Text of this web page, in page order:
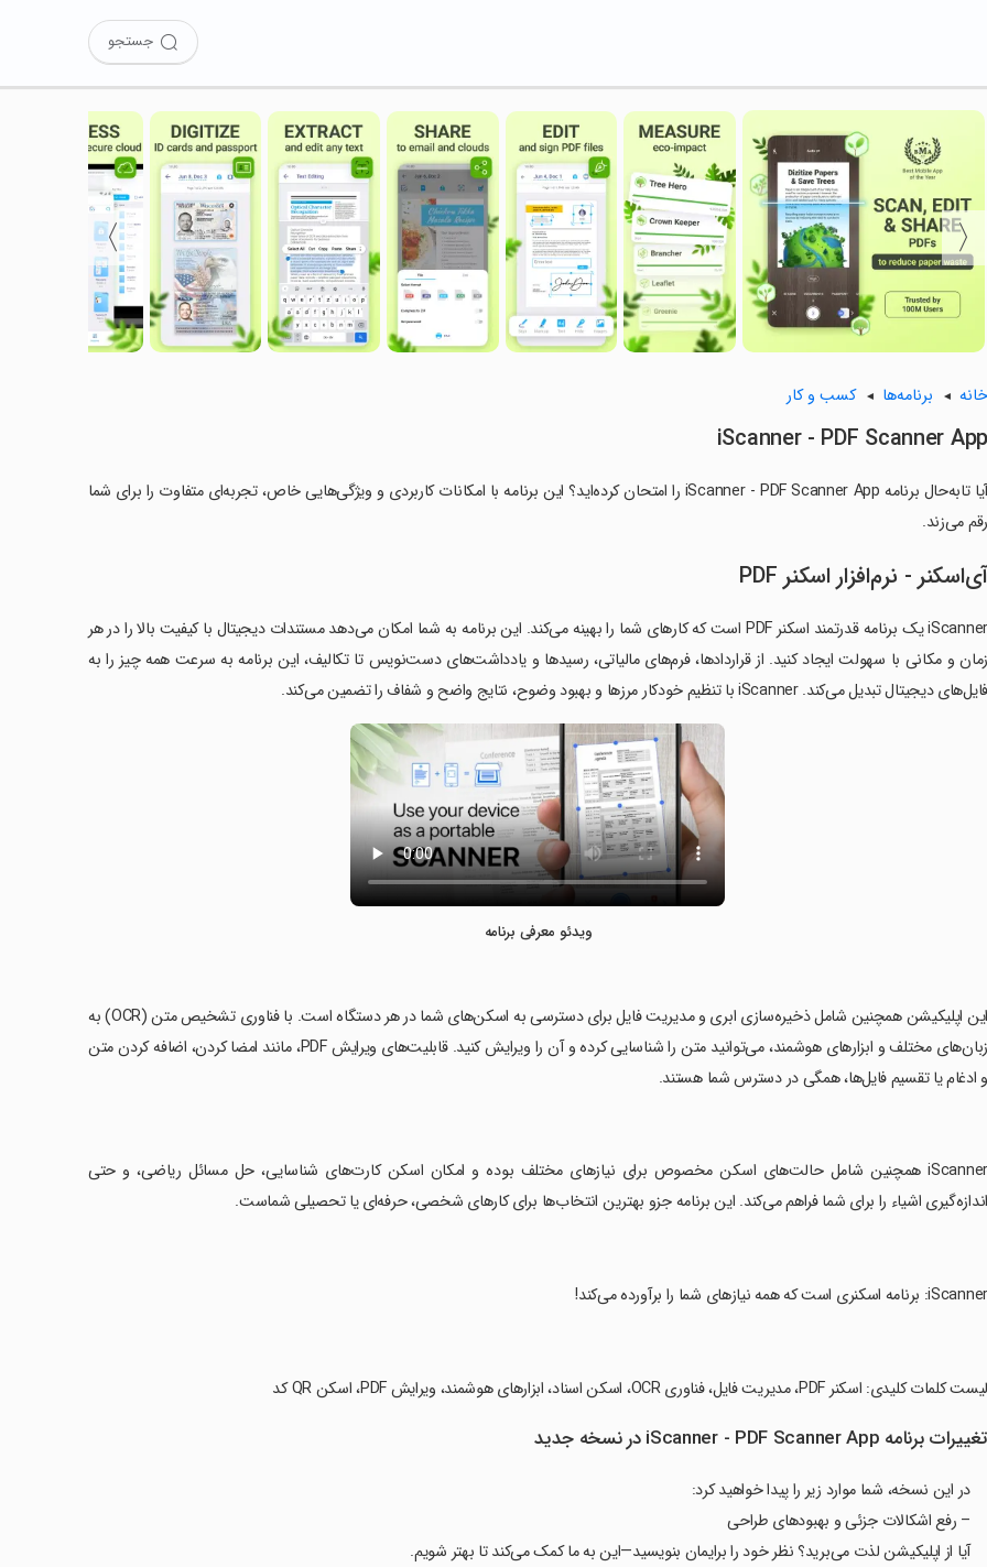
جستجو
〈
〉
خانه برنامه‌ها کسب و کار
iScanner - PDF Scanner App
آیا تابه‌حال برنامه iScanner - PDF Scanner App را امتحان کرده‌اید؟ این برنامه با امکانات کاربردی و ویژگی‌هایی خاص، تجربه‌ای متفاوت را برای شما
رقم می‌زند.
آی‌اسکنر - نرم‌افزار اسکنر PDF
iScanner یک برنامه قدرتمند اسکنر PDF است که کارهای شما را بهینه می‌کند. این برنامه به شما امکان می‌دهد مستندات دیجیتال با کیفیت بالا را در هر
زمان و مکانی با سهولت ایجاد کنید. از قراردادها، فرم‌های مالیاتی، رسیدها و یادداشت‌های دست‌نویس تا تکالیف، این برنامه به سرعت همه چیز را به
فایل‌های دیجیتال تبدیل می‌کند. iScanner با تنظیم خودکار مرزها و بهبود وضوح، نتایج واضح و شفاف را تضمین می‌کند.
ویدئو معرفی برنامه
‏این اپلیکیشن همچنین شامل ذخیره‌سازی ابری و مدیریت فایل برای دسترسی به اسکن‌های شما در هر دستگاه است. با فناوری تشخیص متن (OCR) به
زبان‌های مختلف و ابزارهای هوشمند، می‌توانید متن را شناسایی کرده و آن را ویرایش کنید. قابلیت‌های ویرایش PDF، مانند امضا کردن، اضافه کردن متن
و ادغام یا تقسیم فایل‌ها، همگی در دسترس شما هستند.
‏iScanner همچنین شامل حالت‌های اسکن مخصوص برای نیازهای مختلف بوده و امکان اسکن کارت‌های شناسایی، حل مسائل ریاضی، و حتی
اندازه‌گیری اشیاء را برای شما فراهم می‌کند. این برنامه جزو بهترین انتخاب‌ها برای کارهای شخصی، حرفه‌ای یا تحصیلی شماست.
‏لیست کلمات کلیدی: اسکنر PDF، مدیریت فایل، فناوری OCR، اسکن اسناد، ابزارهای هوشمند، ویرایش PDF، اسکن QR کد
تغییرات برنامه iScanner - PDF Scanner App در نسخه جدید
در این نسخه، شما موارد زیر را پیدا خواهید کرد:
– رفع اشکالات جزئی و بهبودهای طراحی
آیا از اپلیکیشن لذت می‌برید؟ نظر خود را برایمان بنویسید—این به ما کمک می‌کند تا بهتر شویم.